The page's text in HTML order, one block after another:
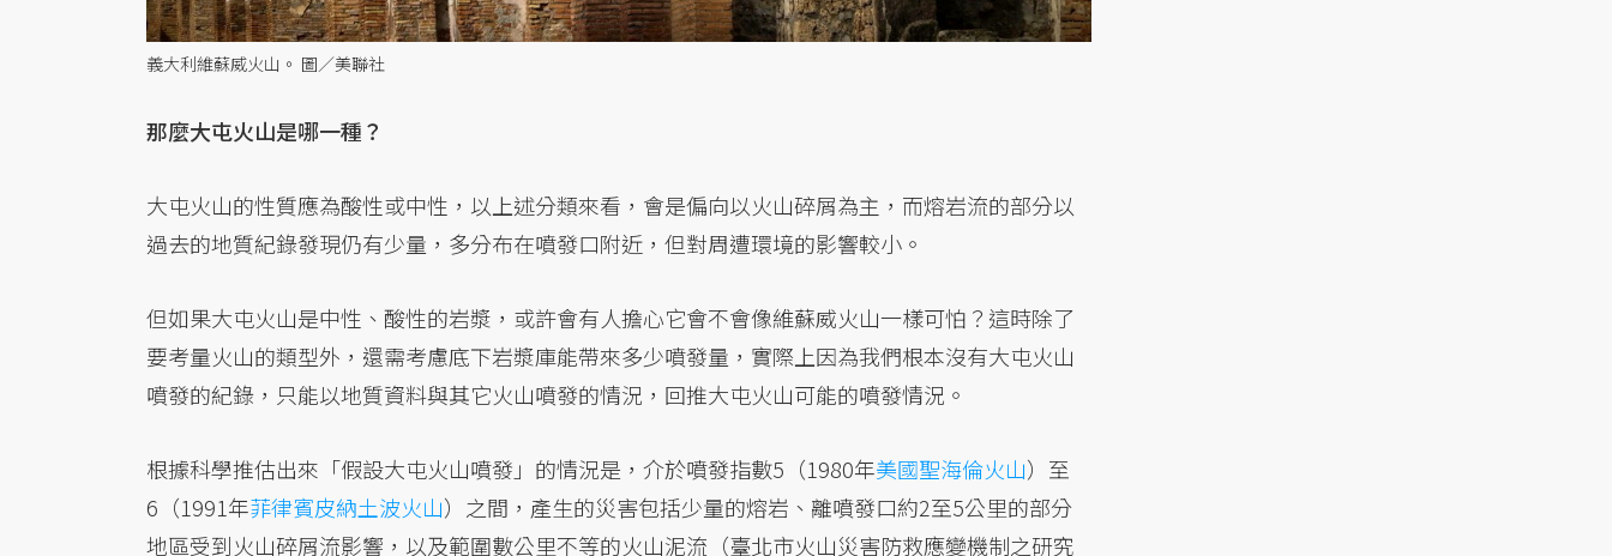
義大利維蘇威火山。 圖／美聯社
那麼大屯火山是哪一種？
大屯火山的性質應為酸性或中性，以上述分類來看，會是偏向以火山碎屑為主，而熔岩流的部分以
過去的地質紀錄發現仍有少量，多分布在噴發口附近，但對周遭環境的影響較小。
但如果大屯火山是中性、酸性的岩漿，或許會有人擔心它會不會像維蘇威火山一樣可怕？這時除了
要考量火山的類型外，還需考慮底下岩漿庫能帶來多少噴發量，實際上因為我們根本沒有大屯火山
噴發的紀錄，只能以地質資料與其它火山噴發的情況，回推大屯火山可能的噴發情況。
根據科學推估出來「假設大屯火山噴發」的情況是，介於噴發指數5（1980年美國聖海倫火山）至
6（1991年菲律賓皮納土波火山）之間，產生的災害包括少量的熔岩、離噴發口約2至5公里的部分
地區受到火山碎屑流影響，以及範圍數公里不等的火山泥流（臺北市火山災害防救應變機制之研究